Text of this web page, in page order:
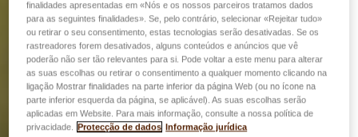
finalidades apresentadas em «Nós e os nossos parceiros tratamos dados
para as seguintes finalidades». Se, pelo contrário, selecionar «Rejeitar tudo»
ou retirar o seu consentimento, estas tecnologias serão desativadas. Se os
rastreadores forem desativados, alguns conteúdos e anúncios que vê
poderão não ser tão relevantes para si. Pode voltar a este menu para alterar
as suas escolhas ou retirar o consentimento a qualquer momento clicando na
ligação Mostrar finalidades na parte inferior da página Web (ou no ícone na
parte inferior esquerda da página, se aplicável). As suas escolhas serão
aplicadas em Website. Para mais informação, consulte a nossa política de
privacidade.
Protecção de dados Informação jurídica